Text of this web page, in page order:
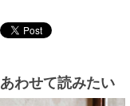
あわせて読みたい